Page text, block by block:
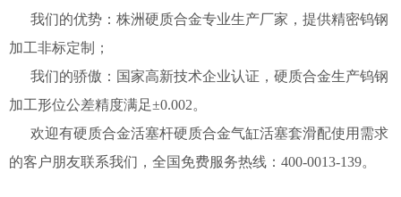
我们的优势：株洲硬质合金专业生产厂家，提供精密钨钢
加工非标定制；
我们的骄傲：国家高新技术企业认证，硬质合金生产钨钢
加工形位公差精度满足±0.002。
欢迎有硬质合金活塞杆硬质合金气缸活塞套滑配使用需求
的客户朋友联系我们，全国免费服务热线：400-0013-139。